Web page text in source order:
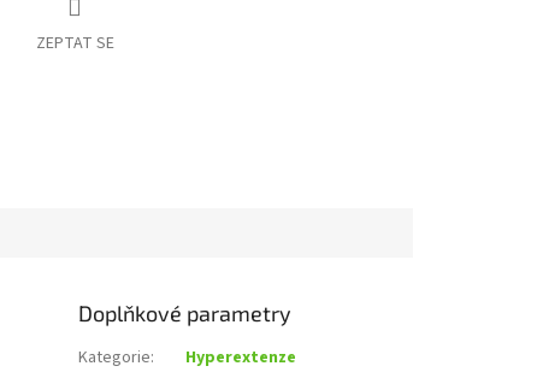
ZEPTAT SE
Doplňkové parametry
Kategorie:
Hyperextenze